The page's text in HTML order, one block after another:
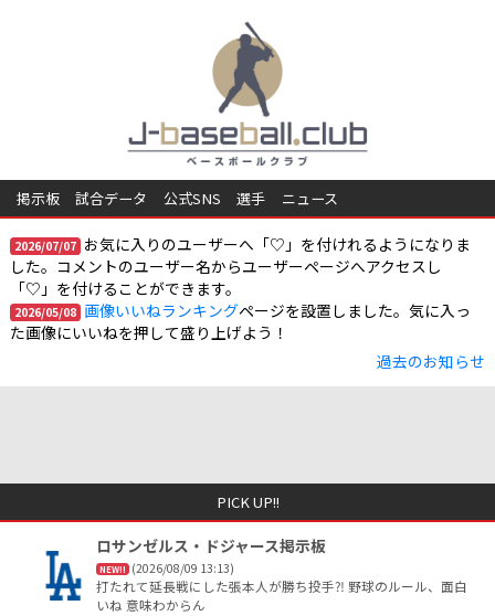
掲示板 試合データ 公式SNS 選手 ニュース
2026/07/07 お気に入りのユーザーへ「♡」を付けれるようになりま
した。コメントのユーザー名からユーザーページへアクセスし
「♡」を付けることができます。
2026/05/08 画像いいねランキングページを設置しました。気に入っ
た画像にいいねを押して盛り上げよう！
過去のお知らせ
PICK UP!!
ロサンゼルス・ドジャース掲示板
NEW!! (2026/08/09 13:13)
打たれて延長戦にした張本人が勝ち投手⁈ 野球のルール、面白
いね 意味わからん